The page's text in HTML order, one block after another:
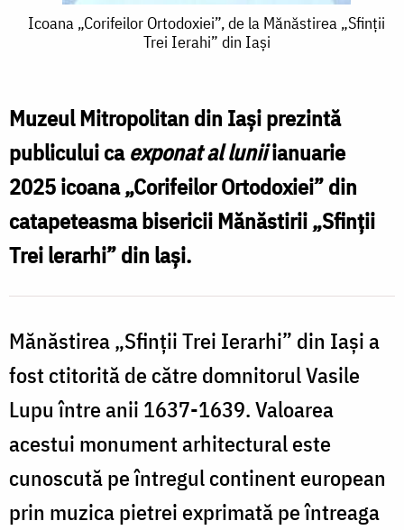
Icoana
de
la
Mănăstirea
„Sfinții
Trei
din
Iași
Icoana „Corifeilor Ortodoxiei”, de la Mănăstirea „Sfinții
Trei Ierahi” din Iași
Muzeul Mitropolitan din Iași prezintă
publicului caexponat al luniiianuarie
2025 icoana „Corifeilor Ortodoxiei” din
catapeteasma bisericii Mănăstirii „Sfinții
Trei lerarhi” din lași.
Mănăstirea „Sfinții Trei Ierarhi” din Iași a
fost ctitorită de către domnitorul Vasile
Lupu între anii 1637-1639. Valoarea
acestui monument arhitectural este
cunoscută pe întregul continent european
prin muzica pietrei exprimată pe întreaga